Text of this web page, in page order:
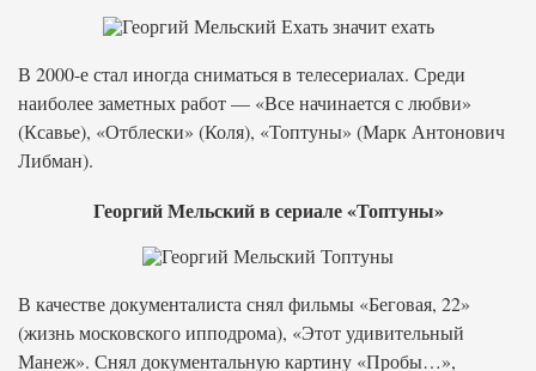
В 2000-е стал иногда сниматься в телесериалах. Среди
наиболее заметных работ — «Все начинается с любви»
(Ксавье), «Отблески» (Коля), «Топтуны» (Марк Антонович
Либман).
Георгий Мельский в сериале «Топтуны»
В качестве документалиста снял фильмы «Беговая, 22»
(жизнь московского ипподрома), «Этот удивительный
Манеж». Снял документальную картину «Пробы…»,